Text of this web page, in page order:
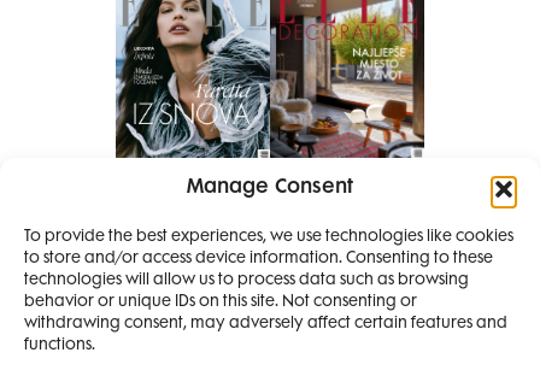
Manage Consent
To provide the best experiences, we use technologies like cookies
to store and/or access device information. Consenting to these
technologies will allow us to process data such as browsing
behavior or unique IDs on this site. Not consenting or
withdrawing consent, may adversely affect certain features and
functions.
Pretplati se na časopis
PRETPLATITE SE
SMANJI
4 IZDANJA